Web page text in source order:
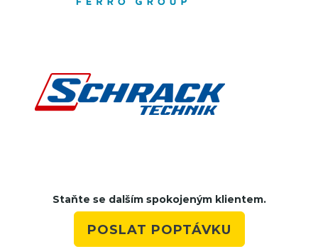
Staňte se dalším spokojeným klientem.
POSLAT POPTÁVKU